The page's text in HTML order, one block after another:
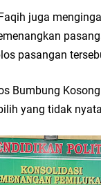
M. Rizky di Desa
Advokat dan LBH
PMT: Cegah
juga
pasangan
Bumbung
yang tidak